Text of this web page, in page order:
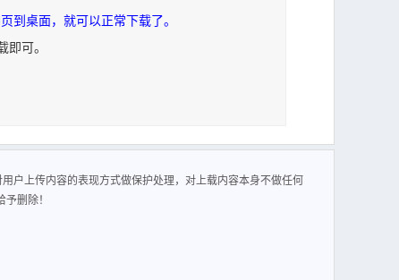
到桌面，就可以正常下载了。
即可。
分级管控相关部门，现将相关事项通知如下：1、 矿成立
通三防”安全风险管控小组 组 长：王德发 副组长：金安
户上传内容的表现方式做保护处理，对上载内容本身不做任何
删除！